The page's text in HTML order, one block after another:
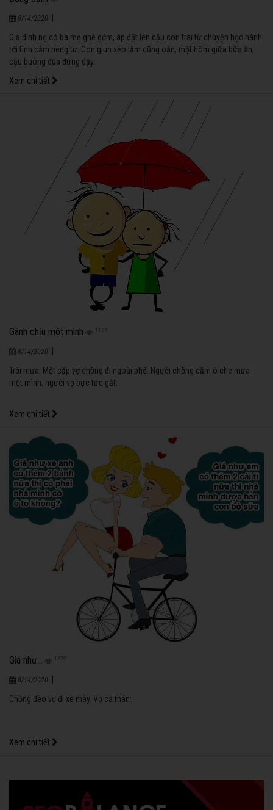
8/14/2020
Gia đình nọ có bà mẹ ghê gớm, áp đặt lên cậu con trai từ chuyện học hành
tới tình cảm riêng tư. Con giun xéo lắm cũng oằn, một hôm giữa bữa ăn,
cậu buông đũa đứng dậy:
Xem chi tiết
Gánh chịu một mình 1164
8/14/2020
Trời mưa. Một cặp vợ chồng đi ngoài phố. Người chồng cầm ô che mưa
một mình, người vợ bực tức gắt.
Xem chi tiết
Giá như...
8/14/2020
Chồng đèo vợ đi xe máy. Vợ ca thán:
Xem chi tiết